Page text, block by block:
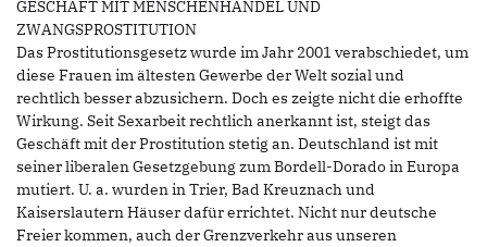
GESCHÄFT MIT MENSCHENHANDEL UND
ZWANGSPROSTITUTION
Das Prostitutionsgesetz wurde im Jahr 2001 verabschiedet, um
diese Frauen im ältesten Gewerbe der Welt sozial und
rechtlich besser abzusichern. Doch es zeigte nicht die erhoffte
Wirkung. Seit Sexarbeit rechtlich anerkannt ist, steigt das
Geschäft mit der Prostitution stetig an. Deutschland ist mit
seiner liberalen Gesetzgebung zum Bordell-Dorado in Europa
mutiert. U. a. wurden in Trier, Bad Kreuznach und
Kaiserslautern Häuser dafür errichtet. Nicht nur deutsche
Freier kommen, auch der Grenzverkehr aus unseren